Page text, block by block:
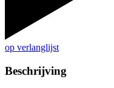
op verlanglijst
Beschrijving